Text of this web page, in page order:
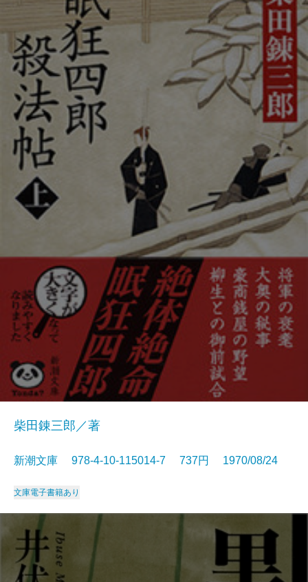
柴田錬三郎／著
新潮文庫 978-4-10-115014-7 737円 1970/08/24
文庫電子書籍あり